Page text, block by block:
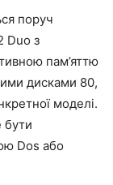
поруч
Duo з
пам’яттю
дисками 80,
моделі.
бути
Dos або